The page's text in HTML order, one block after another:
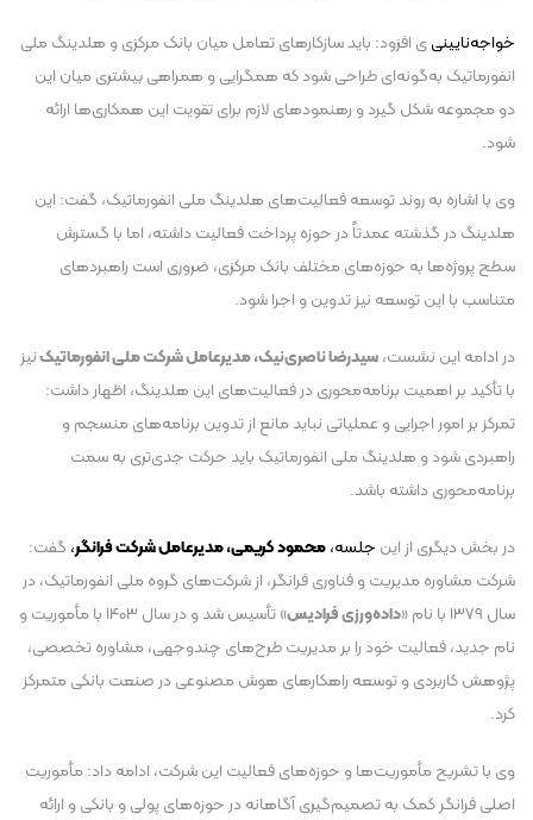
خواجه‌نایینیی افزود: باید سازکار‌های تعامل میان بانک مرکزی و هلدینگ ملی
انفورماتیک به‌گونه‌ای طراحی شود که همگرایی و همراهی بیشتری میان این
دو مجموعه شکل گیرد و رهنمود‌های لازم برای تقویت این همکاری‌ها ارائه
شود.
وی با اشاره به روند توسعه فعالیت‌های هلدینگ ملی انفورماتیک، گفت: این
هلدینگ در گذشته عمدتاً در حوزه پرداخت فعالیت داشته، اما با گسترش
سطح پروژه‌ها به حوزه‌های مختلف بانک مرکزی، ضروری است راهبرد‌های
متناسب با این توسعه نیز تدوین و اجرا شود.
در ادامه این نشست،سیدرضا ناصری‌نیک، مدیرعامل شرکت ملی انفورماتیکنیز
با تأکید بر اهمیت برنامه‌محوری در فعالیت‌های این هلدینگ، اظهار داشت:
تمرکز بر امور اجرایی و عملیاتی نباید مانع از تدوین برنامه‌های منسجم و
راهبردی شود و هلدینگ ملی انفورماتیک باید حرکت جدی‌تری به سمت
برنامه‌محوری داشته باشد.
در بخش دیگری از این جلسه،محمود کریمی، مدیرعامل شرکت فرانگر، گفت:
شرکت مشاوره مدیریت و فناوری فرانگر، از شرکت‌های گروه ملی انفورماتیک، در
سال ۱۳۷۹ با نام «
داده‌ورزی فرادیس
» تأسیس شد و در سال ۱۴۰۳ با مأموریت و
نام جدید، فعالیت خود را بر مدیریت طرح‌های چندوجهی، مشاوره تخصصی،
پژوهش کاربردی و توسعه راهکار‌های هوش مصنوعی در صنعت بانکی متمرکز
کرد.
وی با تشریح مأموریت‌ها و حوزه‌های فعالیت این شرکت، ادامه داد: مأموریت
اصلی فرانگر کمک به تصمیم‌گیری آگاهانه در حوزه‌های پولی و بانکی و ارائه